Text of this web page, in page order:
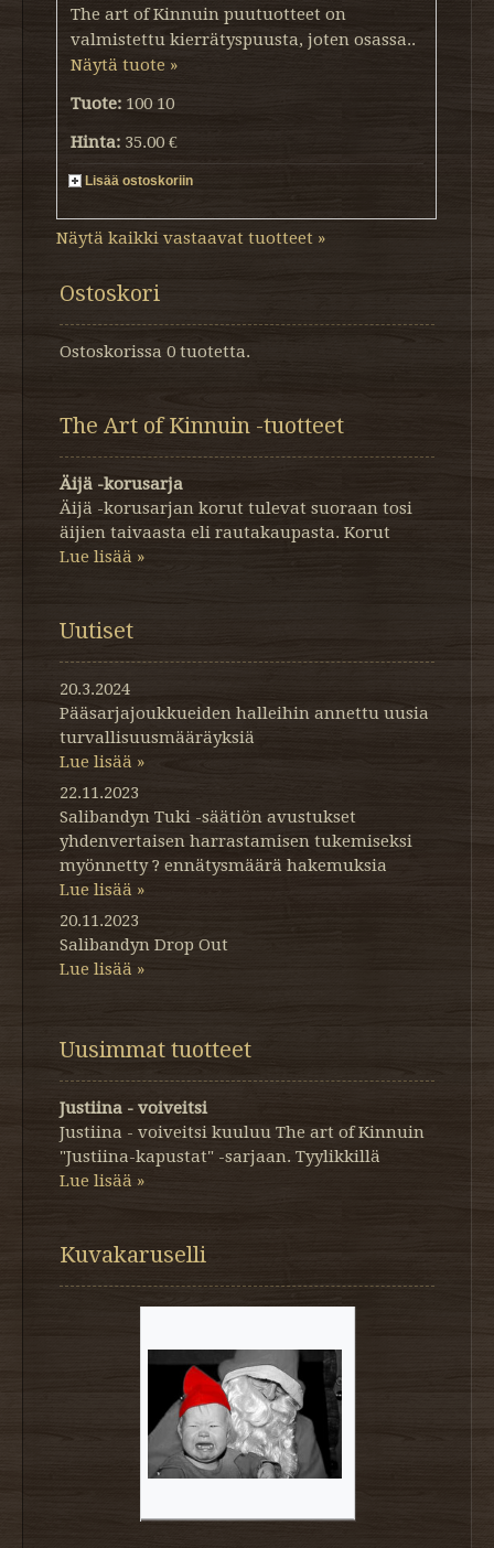
The art of Kinnuin puutuotteet on
valmistettu kierrätyspuusta, joten osassa..
Näytä tuote »
Tuote: 100 10
Hinta: 35.00 €
Lisää ostoskoriin
Näytä kaikki vastaavat tuotteet »
Ostoskori
Ostoskorissa 0 tuotetta.
The Art of Kinnuin -tuotteet
Äijä -korusarja
Äijä -korusarjan korut tulevat suoraan tosi
äijien taivaasta eli rautakaupasta. Korut
Lue lisää »
Uutiset
20.3.2024
Pääsarjajoukkueiden halleihin annettu uusia
turvallisuusmääräyksiä
Lue lisää »
22.11.2023
Salibandyn Tuki -säätiön avustukset
yhdenvertaisen harrastamisen tukemiseksi
myönnetty ? ennätysmäärä hakemuksia
Lue lisää »
20.11.2023
Salibandyn Drop Out
Lue lisää »
Uusimmat tuotteet
Justiina - voiveitsi
Justiina - voiveitsi kuuluu The art of Kinnuin
"Justiina-kapustat" -sarjaan. Tyylikkillä
Lue lisää »
Kuvakaruselli